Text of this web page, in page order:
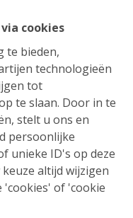
cookies
te bieden,
technologieën
tot
te slaan. Door in te
stelt u ons en
persoonlijke
unieke ID's op deze
altijd wijzigen
'cookies' of 'cookie
Te huur